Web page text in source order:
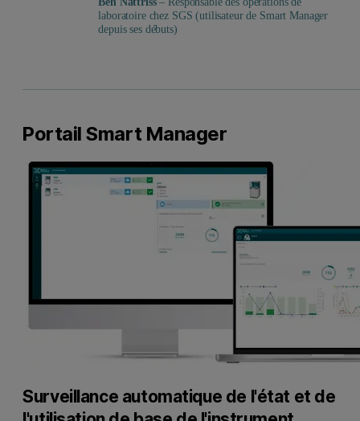
laboratoire chez SGS (utilisateur de Smart Manager
depuis ses débuts)
Portail Smart Manager
Surveillance automatique de l'état et de